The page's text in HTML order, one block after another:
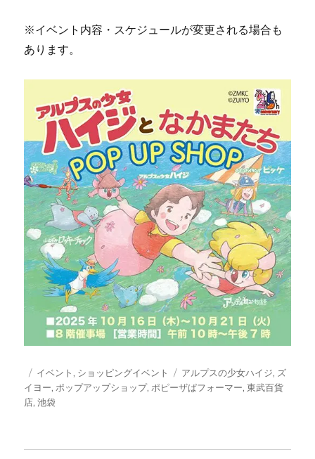
※イベント内容・スケジュールが変更される場合も
あります。
投
稿
日:
カ
テ
ゴ
イベント , ショッピングイベント
タ
グ
アルプスの少女ハイジ, ズ
イヨー, ポップアップショップ, ポピーザぱフォーマー,東武百貨
店,池袋